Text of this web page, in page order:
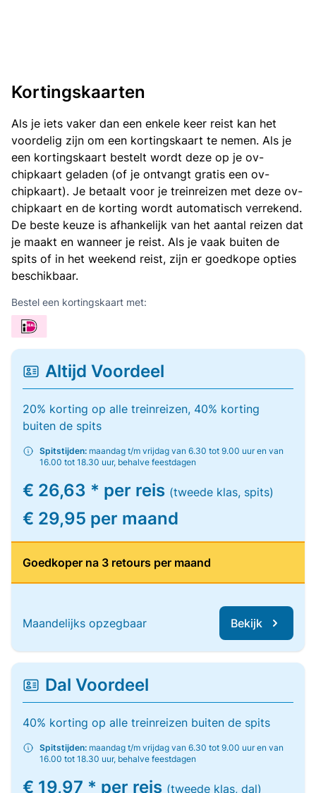
Kortingskaarten
Als je iets vaker dan een enkele keer reist kan het
voordelig zijn om een kortingskaart te nemen. Als je
een kortingskaart bestelt wordt deze op je ov-
chipkaart geladen (of je ontvangt gratis een ov-
chipkaart). Je betaalt voor je treinreizen met deze ov-
chipkaart en de korting wordt automatisch verrekend.
De beste keuze is afhankelijk van het aantal reizen dat
je maakt en wanneer je reist. Als je vaak buiten de
spits of in het weekend reist, zijn er goedkope opties
beschikbaar.
Bestel een kortingskaart met:
Altijd Voordeel
20% korting op alle treinreizen, 40% korting
buiten de spits
Spitstijden: maandag t/m vrijdag van 6.30 tot 9.00 uur en van
16.00 tot 18.30 uur, behalve feestdagen
€ 26,63 * per reis (tweede klas, spits)
€ 29,95 per maand
Goedkoper na 3 retours per maand
Maandelijks opzegbaar Bekijk
Dal Voordeel
40% korting op alle treinreizen buiten de spits
Spitstijden: maandag t/m vrijdag van 6.30 tot 9.00 uur en van
16.00 tot 18.30 uur, behalve feestdagen
€ 19,97 * per reis (tweede klas, dal)